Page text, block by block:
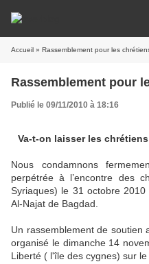
Accueil » Rassemblement pour les
Rassemblement pour
Publié le 09/11/2010 à 18:16
Va-t-on laisser les
Nous condamnons
perpétrée à l’encontre des
Syriaques) le 31 octobre 2010
Al-Najat de Bagdad.
Un rassemblement de soutien
organisé le dimanche 14
Liberté ( l'île des cygnes) sur le